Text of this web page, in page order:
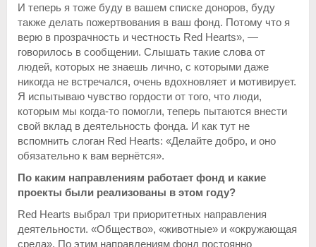
И теперь я тоже буду в вашем списке доноров, буду
также делать пожертвования в ваш фонд. Потому что я
верю в прозрачность и честность Red Hearts», —
говорилось в сообщении. Слышать такие слова от
людей, которых не знаешь лично, с которыми даже
никогда не встречался, очень вдохновляет и мотивирует.
Я испытываю чувство гордости от того, что люди,
которым мы когда-то помогли, теперь пытаются внести
свой вклад в деятельность фонда. И как тут не
вспомнить слоган Red Hearts: «Делайте добро, и оно
обязательно к вам вернётся».
По каким направлениям работает фонд и какие
проекты были реализованы в этом году?
Red Hearts выбрал три приоритетных направления
деятельности. «Общество», «животные» и «окружающая
среда». По этим направлениям фонд постоянно